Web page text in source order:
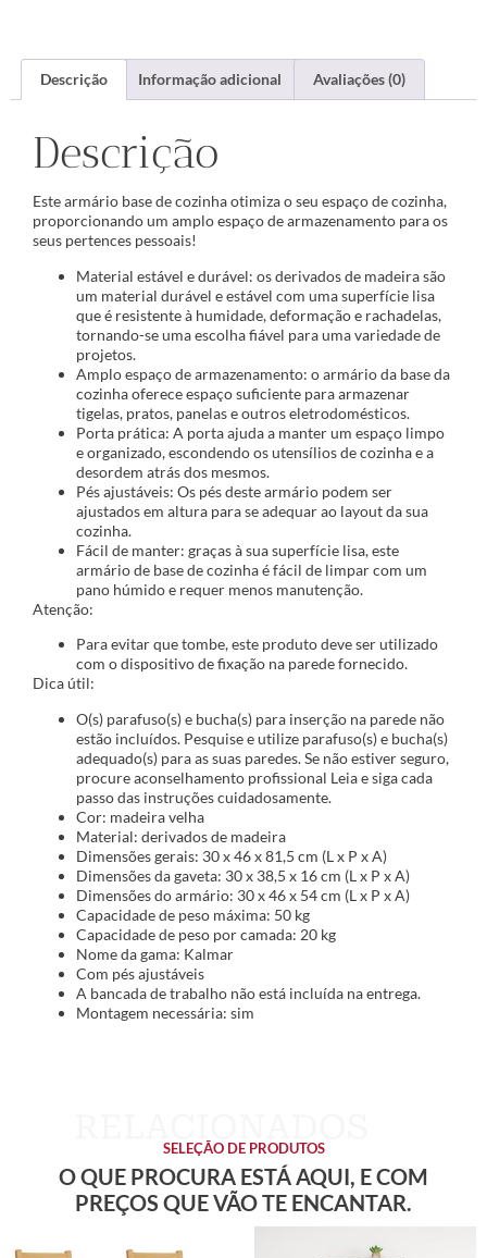
Descrição Informação adicional Avaliações (0)
Descrição
Este armário base de cozinha otimiza o seu espaço de cozinha,
proporcionando um amplo espaço de armazenamento para os
seus pertences pessoais!
Material estável e durável: os derivados de madeira são
um material durável e estável com uma superfície lisa
que é resistente à humidade, deformação e rachadelas,
tornando-se uma escolha fiável para uma variedade de
projetos.
Amplo espaço de armazenamento: o armário da base da
cozinha oferece espaço suficiente para armazenar
tigelas, pratos, panelas e outros eletrodomésticos.
Porta prática: A porta ajuda a manter um espaço limpo
e organizado, escondendo os utensílios de cozinha e a
desordem atrás dos mesmos.
Pés ajustáveis: Os pés deste armário podem ser
ajustados em altura para se adequar ao layout da sua
cozinha.
Fácil de manter: graças à sua superfície lisa, este
armário de base de cozinha é fácil de limpar com um
pano húmido e requer menos manutenção.
Atenção:
Para evitar que tombe, este produto deve ser utilizado
com o dispositivo de fixação na parede fornecido.
Dica útil:
O(s) parafuso(s) e bucha(s) para inserção na parede não
estão incluídos. Pesquise e utilize parafuso(s) e bucha(s)
adequado(s) para as suas paredes. Se não estiver seguro,
procure aconselhamento profissional Leia e siga cada
passo das instruções cuidadosamente.
Cor: madeira velha
Material: derivados de madeira
Dimensões gerais: 30 x 46 x 81,5 cm (L x P x A)
Dimensões da gaveta: 30 x 38,5 x 16 cm (L x P x A)
Dimensões do armário: 30 x 46 x 54 cm (L x P x A)
Capacidade de peso máxima: 50 kg
Capacidade de peso por camada: 20 kg
Nome da gama: Kalmar
Com pés ajustáveis
A bancada de trabalho não está incluída na entrega.
Montagem necessária: sim
SELEÇÃO DE PRODUTOS
O QUE PROCURA ESTÁ AQUI, E COM
PREÇOS QUE VÃO TE ENCANTAR.